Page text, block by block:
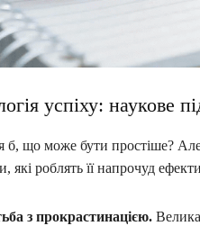
успіху: наукове
б, що може бути простіше?
які роблять її напрочуд
з прокрастинацією.